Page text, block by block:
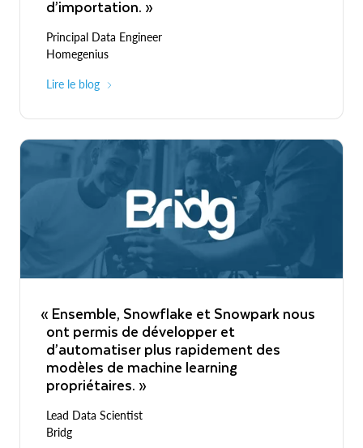
d’importation. »
Principal Data Engineer
Homegenius
Lire le blog
« Ensemble, Snowflake et Snowpark nous
ont permis de développer et
d’automatiser plus rapidement des
modèles de machine learning
propriétaires. »
Lead Data Scientist
Bridg